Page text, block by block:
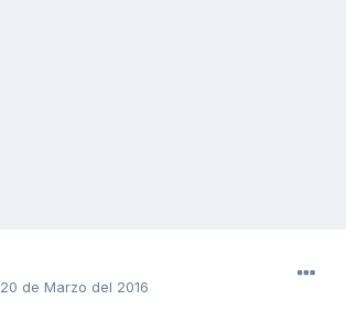
20 de Marzo del 2016